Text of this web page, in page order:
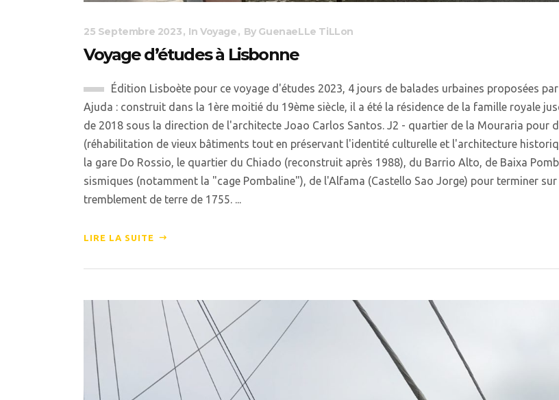
25 Septembre 2023 InVoyage By GuenaeLLe TiLLon
Voyage d’études à Lisbonne
Édition Lisboète pour ce voyage d'études 2023, 4 jours de balades urbaines proposées
Ajuda : construit dans la 1ère moitié du 19ème siècle, il a été la résidence de la famille royale
de 2018 sous la direction de l'architecte Joao Carlos Santos. J2 - quartier de la Mouraria
(réhabilitation de vieux bâtiments tout en préservant l'identité culturelle et l'architecture
la gare Do Rossio, le quartier du Chiado (reconstruit après 1988), du Barrio Alto, de Baixa
sismiques (notamment la "cage Pombaline"), de l'Alfama (Castello Sao Jorge) pour terminer
tremblement de terre de 1755. ...
LIRE LA SUITE